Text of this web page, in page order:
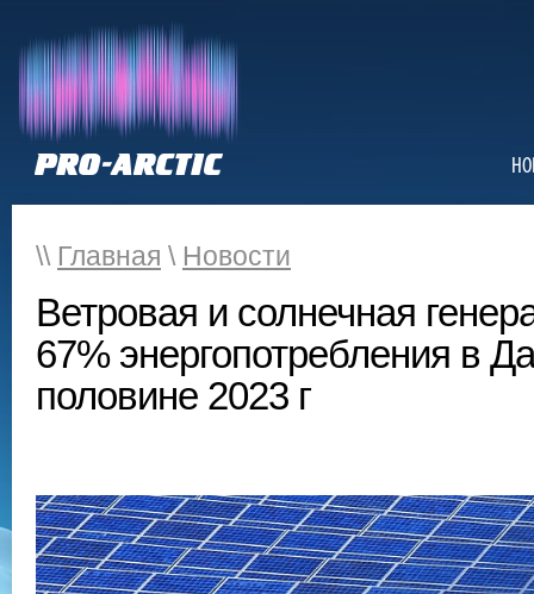
\\ Главная \ Новости
Ветровая и солнечная
67% энергопотребления в
половине 2023 г